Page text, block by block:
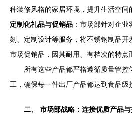
种装修风格的家居环境，提升生活空间
定制化礼品与促销品 ：市场部针对企
刻、定制设计等服务，将不锈钢制品
市场促销品，因其耐用、有档次的特点
所有这些产品都严格遵循质量管
工，确保每一件出厂产品都达到食品级
二、 市场部战略：连接优质产品